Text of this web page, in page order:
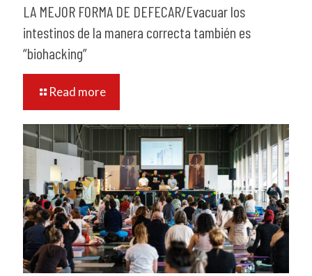
LA MEJOR FORMA DE DEFECAR/Evacuar los
intestinos de la manera correcta también es
“biohacking”
Read more